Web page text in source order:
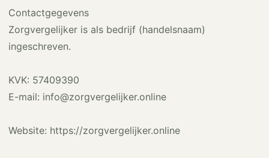
Contactgegevens
Zorgvergelijker is als bedrijf (handelsnaam)
ingeschreven.
KVK: 57409390
E-mail: info@zorgvergelijker.online
Website: https://zorgvergelijker.online